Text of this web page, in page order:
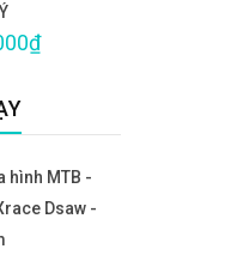
hình MTB -
Dsaw -